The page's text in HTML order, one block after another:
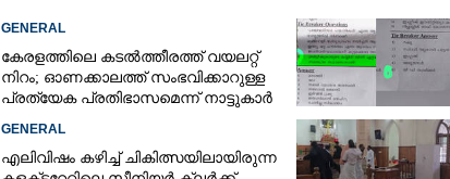
GENERAL
കേരളത്തിലെ കടൽത്തീരത്ത് വയലറ്റ്
നിറം; ഓണക്കാലത്ത് സംഭവിക്കാറുള്ള
പ്രത്യേക പ്രതിഭാസമെന്ന് നാട്ടുകാർ
GENERAL
എലിവിഷം കഴിച്ച് ചികിത്സയിലായിരുന്ന